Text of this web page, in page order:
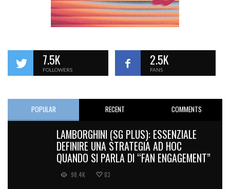
7.5K
FOLLOWERS
2.5K
FANS
POPULAR RECENT COMMENTS
LAMBORGHINI (SG PLUS): ESSENZIALE
DEFINIRE UNA STRATEGIA AD HOC
QUANDO SI PARLA DI “FAN ENGAGEMENT”
98.4K 83